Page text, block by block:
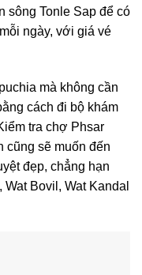
sông Tonle Sap để có
ngày, với giá vé
mà không cần
cách đi bộ khám
tra chợ Phsar
cũng sẽ muốn đến
đẹp, chẳng hạn
Bovil, Wat Kandal